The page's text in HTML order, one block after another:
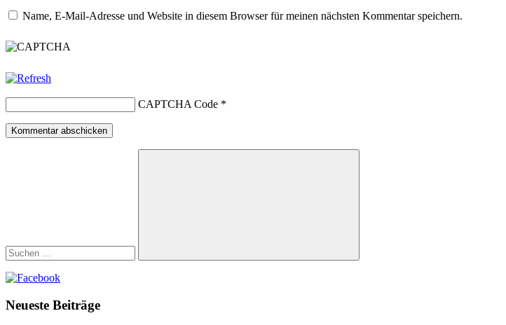
Name, E-Mail-Adresse und Website in diesem Browser für meinen nächsten Kommentar speichern.
CAPTCHA Code *
Suchen
Neueste Beiträge